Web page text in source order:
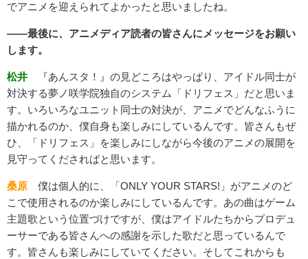
でアニメを迎えられてよかったと思いましたね。
――最後に、アニメディア読者の皆さんにメッセージをお願い
します。
松井 『あんスタ！』の見どころはやっぱり、アイドル同士が
対決する夢ノ咲学院独自のシステム「ドリフェス」だと思いま
す。いろいろなユニット同士の対決が、アニメでどんなふうに
描かれるのか、僕自身も楽しみにしているんです。皆さんもぜ
ひ、「ドリフェス」を楽しみにしながら今後のアニメの展開を
見守ってくださればと思います。
桑原 僕は個人的に、「ONLY YOUR STARS!」がアニメのど
こで使用されるのか楽しみにしているんです。あの曲はゲーム
主題歌という位置づけですが、僕はアイドルたちからプロデュ
ーサーである皆さんへの感謝を示した歌だと思っているんで
す。皆さんも楽しみにしていてください。そしてこれからも